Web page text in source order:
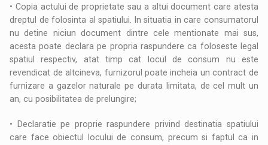
• Copia actului de proprietate sau a altui document care atesta
dreptul de folosinta al spatiului. In situatia in care consumatorul
nu detine niciun document dintre cele mentionate mai sus,
acesta poate declara pe propria raspundere ca foloseste legal
spatiul respectiv, atat timp cat locul de consum nu este
revendicat de altcineva, furnizorul poate incheia un contract de
furnizare a gazelor naturale pe durata limitata, de cel mult un
an, cu posibilitatea de prelungire;
• Declaratie pe proprie raspundere privind destinatia spatiului
care face obiectul locului de consum, precum si faptul ca in